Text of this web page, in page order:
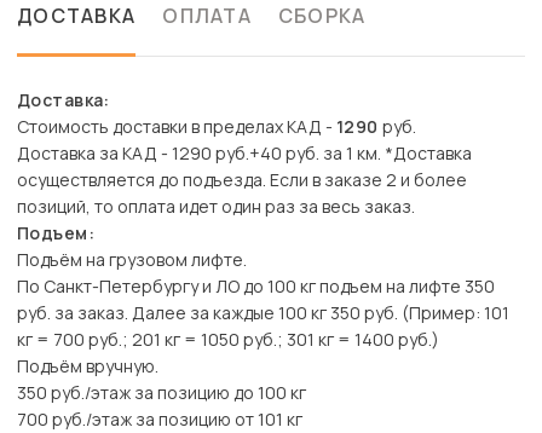
ДОСТАВКА ОПЛАТА СБОРКА
Доставка:
Стоимость доставки в пределах КАД - 1290 руб.
Доставка за КАД - 1290 руб.+40 руб. за 1 км. *Доставка
осуществляется до подъезда. Если в заказе 2 и более
позиций, то оплата идет один раз за весь заказ.
Подъем:
Подъём на грузовом лифте.
По Санкт-Петербургу и ЛО до 100 кг подъем на лифте 350
руб. за заказ. Далее за каждые 100 кг 350 руб. (Пример: 101
кг = 700 руб.; 201 кг = 1050 руб.; 301 кг = 1400 руб.)
Подъём вручную.
350 руб./этаж за позицию до 100 кг
700 руб./этаж за позицию от 101 кг